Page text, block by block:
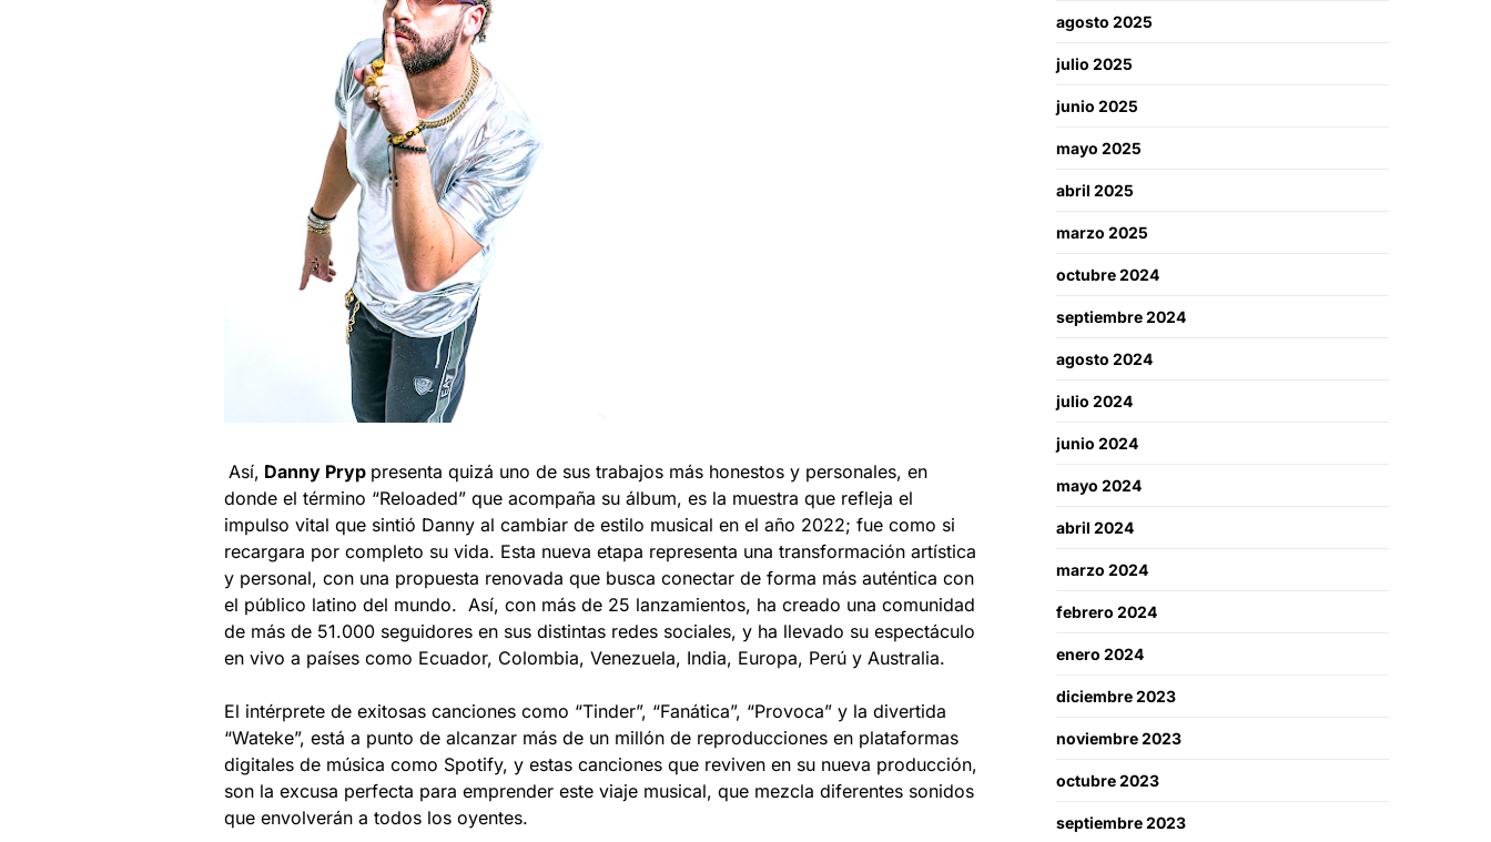
Así, Danny Pryp presenta quizá uno de sus trabajos más honestos y personales, en
donde el término “Reloaded” que acompaña su álbum, es la muestra que refleja el
impulso vital que sintió Danny al cambiar de estilo musical en el año 2022; fue como si
recargara por completo su vida. Esta nueva etapa representa una transformación artística
y personal, con una propuesta renovada que busca conectar de forma más auténtica con
el público latino del mundo. Así, con más de 25 lanzamientos, ha creado una comunidad
de más de 51.000 seguidores en sus distintas redes sociales, y ha llevado su espectáculo
en vivo a países como Ecuador, Colombia, Venezuela, India, Europa, Perú y Australia.
El intérprete de exitosas canciones como “Tinder”, “Fanática”, “Provoca” y la divertida
“Wateke”, está a punto de alcanzar más de un millón de reproducciones en plataformas
digitales de música como Spotify, y estas canciones que reviven en su nueva producción,
son la excusa perfecta para emprender este viaje musical, que mezcla diferentes sonidos
que envolverán a todos los oyentes.
agosto 2025
julio 2025
junio 2025
mayo 2025
abril 2025
marzo 2025
octubre 2024
septiembre 2024
agosto 2024
julio 2024
junio 2024
mayo 2024
abril 2024
marzo 2024
febrero 2024
enero 2024
diciembre 2023
noviembre 2023
octubre 2023
septiembre 2023